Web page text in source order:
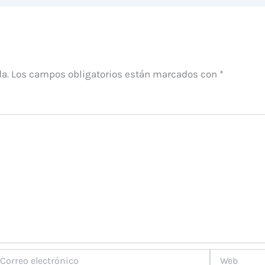
Los campos obligatorios están marcados con *